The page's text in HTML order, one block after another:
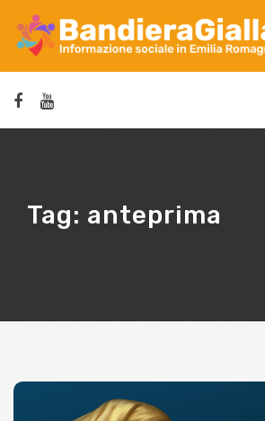
Tag: anteprima